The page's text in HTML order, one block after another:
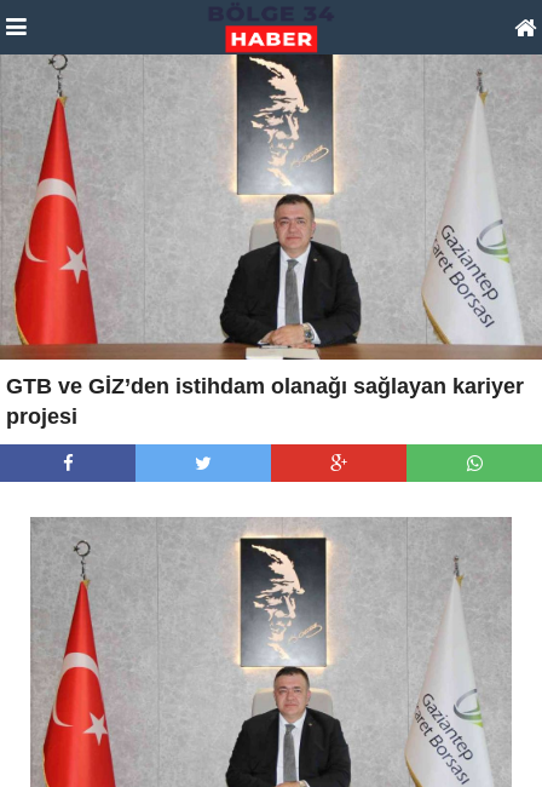
GTB ve GİZ’den istihdam olanağı sağlayan kariyer
projesi